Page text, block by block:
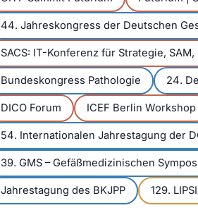
44. Jahreskongress der Deutschen
SACS: IT-Konferenz für Strategie,
Bundeskongress Pathologie 24.
DICO Forum ICEF Berlin Workshop
54. Internationalen Jahrestagung der
39. GMS – Gefäßmedizinischen
Jahrestagung des BKJPP 129.